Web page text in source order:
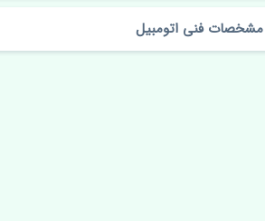
مشخصات فنی اتومبیل